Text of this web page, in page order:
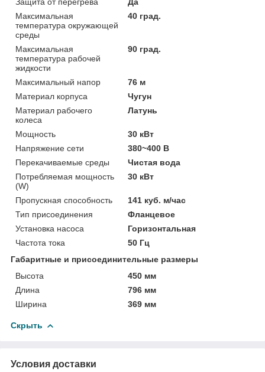
Максимальная
температура окружающей
среды
40 град.
Максимальная
температура рабочей
жидкости
90 град.
Максимальный напор
76 м
Материал корпуса
Чугун
Материал рабочего
колеса
Латунь
Мощность
30 кВт
Напряжение сети
380~400 В
Перекачиваемые среды
Чистая вода
Потребляемая мощность
(W)
30 кВт
Пропускная способность
141 куб. м/час
Тип присоединения
Фланцевое
Установка насоса
Горизонтальная
Частота тока
50 Гц
Габаритные и присоединительные размеры
Высота
450 мм
Длина
796 мм
Ширина
369 мм
Скрыть
Условия доставки